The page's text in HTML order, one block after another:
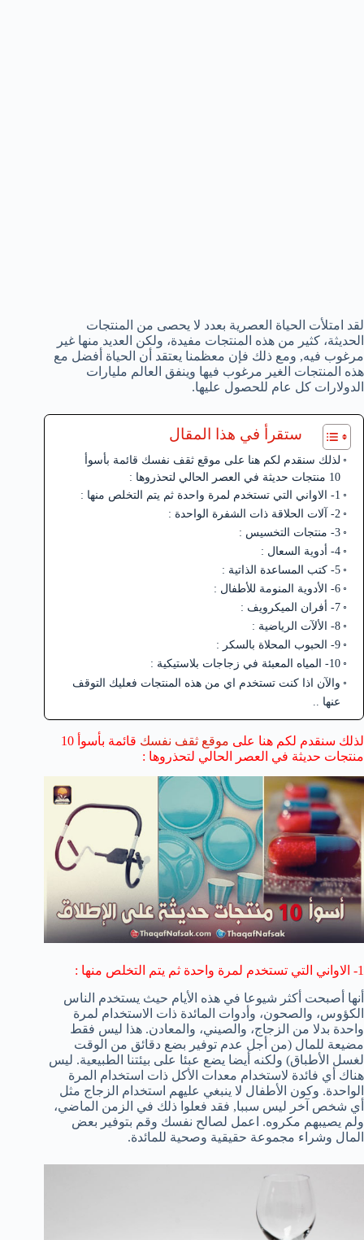
لقد امتلأت الحياة العصرية بعدد لا يحصى من المنتجات
الحديثة، كثير من هذه المنتجات مفيدة، ولكن العديد منها غير
مرغوب فيه, ومع ذلك فإن معظمنا يعتقد أن الحياة أفضل مع
هذه المنتجات الغير مرغوب فيها وينفق العالم مليارات
الدولارات كل عام للحصول عليها.
ستقرأ في هذا المقال
لذلك سنقدم لكم هنا على موقع ثقف نفسك قائمة بأسوأ
10 منتجات حديثة في العصر الحالي لتحذروها :
1- الاواني التي تستخدم لمرة واحدة ثم يتم التخلص منها :
2- آلات الحلاقة ذات الشفرة الواحدة :
3- منتجات التخسيس :
4- أدوية السعال :
5- كتب المساعدة الذاتية :
6- الأدوية المنومة للأطفال :
7- أفران الميكرويف :
8- الألآت الرياضية :
9- الحبوب المحلاة بالسكر :
10- المياه المعبئة في زجاجات بلاستيكية :
والآن اذا كنت تستخدم اي من هذه المنتجات فعليك التوقف
عنها ..
لذلك سنقدم لكم هنا على موقع ثقف نفسك
قائمة بأسوأ 10
منتجات حديثة في العصر الحالي لتحذروها :
1- الاواني التي تستخدم لمرة واحدة ثم يتم التخلص منها :
أنها أصبحت أكثر شيوعا في هذه الأيام حيث يستخدم الناس
الكؤوس، والصحون، وأدوات المائدة ذات الاستخدام لمرة
واحدة بدلا من الزجاج، والصيني، والمعادن. هذا ليس فقط
مضيعة للمال (من أجل عدم توفير بضع دقائق من الوقت
لغسل الأطباق) ولكنه أيضا يضع عبئا على بيئتنا الطبيعية. ليس
هناك أي فائدة لاستخدام معدات الأكل ذات استخدام المرة
الواحدة. وكون الأطفال لا ينبغي عليهم استخدام الزجاج مثل
أي شخص آخر ليس سببا, فقد فعلوا ذلك في الزمن الماضي،
ولم يصيبهم مكروه. اعمل لصالح نفسك وقم بتوفير بعض
المال وشراء مجموعة حقيقية وصحية للمائدة.